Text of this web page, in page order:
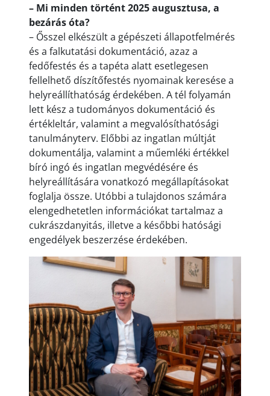
– Mi minden történt 2025 augusztusa, a
bezárás óta?
– Ősszel elkészült a gépészeti állapotfelmérés
és a falkutatási dokumentáció, azaz a
fedőfestés és a tapéta alatt esetlegesen
fellelhető díszítőfestés nyomainak keresése a
helyreállíthatóság érdekében. A tél folyamán
lett kész a tudományos dokumentáció és
értékleltár, valamint a megvalósíthatósági
tanulmányterv. Előbbi az ingatlan múltját
dokumentálja, valamint a műemléki értékkel
bíró ingó és ingatlan megvédésére és
helyreállítására vonatkozó megállapításokat
foglalja össze. Utóbbi a tulajdonos számára
elengedhetetlen információkat tartalmaz a
cukrászdanyitás, illetve a későbbi hatósági
engedélyek beszerzése érdekében.